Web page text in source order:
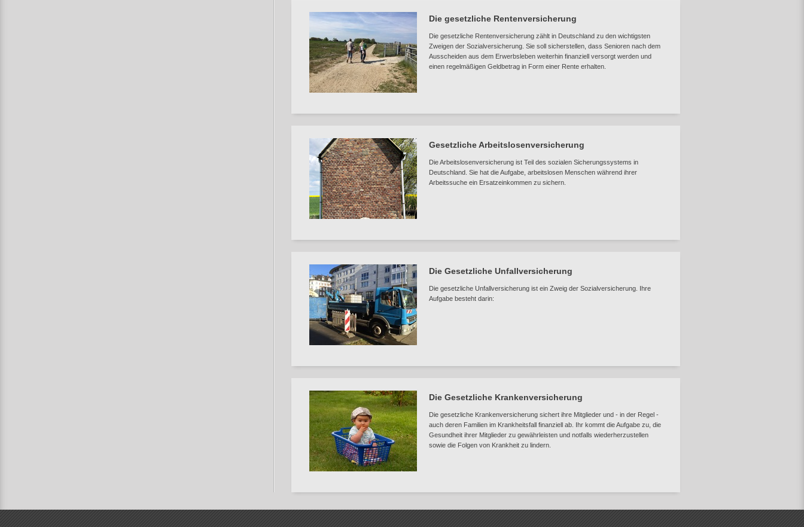
Die gesetzliche Rentenversicherung
Die gesetzliche Rentenversicherung zählt in Deutschland zu den wichtigsten
Zweigen der Sozialversicherung. Sie soll sicherstellen, dass Senioren nach dem
Ausscheiden aus dem Erwerbsleben weiterhin finanziell versorgt werden und
einen regelmäßigen Geldbetrag in Form einer Rente erhalten.
Gesetzliche Arbeitslosenversicherung
Die Arbeitslosenversicherung ist Teil des sozialen Sicherungssystems in
Deutschland. Sie hat die Aufgabe, arbeitslosen Menschen während ihrer
Arbeitssuche ein Ersatzeinkommen zu sichern.
Die Gesetzliche Unfallversicherung
Die gesetzliche Unfallversicherung ist ein Zweig der Sozialversicherung. Ihre
Aufgabe besteht darin:
Die Gesetzliche Krankenversicherung
Die gesetzliche Krankenversicherung sichert ihre Mitglieder und - in der Regel -
auch deren Familien im Krankheitsfall finanziell ab. Ihr kommt die Aufgabe zu, die
Gesundheit ihrer Mitglieder zu gewährleisten und notfalls wiederherzustellen
sowie die Folgen von Krankheit zu lindern.